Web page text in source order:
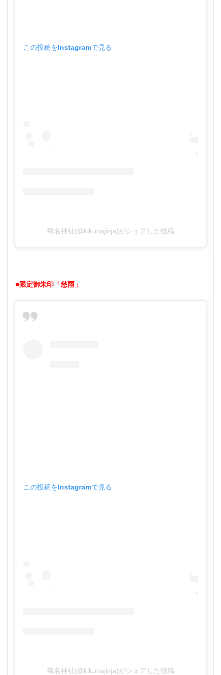
この投稿をInstagramで見る
菊名神社(@kikunajinja)がシェアした投稿
●限定御朱印「慈雨」
この投稿をInstagramで見る
菊名神社(@kikunajinja)がシェアした投稿